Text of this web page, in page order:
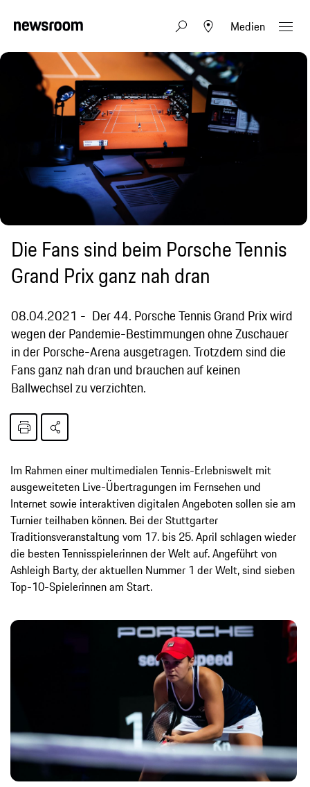
Medien
Die Fans sind beim Porsche Tennis
Grand Prix ganz nah dran
08.04.2021
Der 44. Porsche Tennis Grand Prix wird
wegen der Pandemie-Bestimmungen ohne Zuschauer
in der Porsche-Arena ausgetragen. Trotzdem sind die
Fans ganz nah dran und brauchen auf keinen
Ballwechsel zu verzichten.
Im Rahmen einer multimedialen Tennis-Erlebniswelt mit
ausgeweiteten Live-Übertragungen im Fernsehen und
Internet sowie interaktiven digitalen Angeboten sollen sie am
Turnier teilhaben können. Bei der Stuttgarter
Traditionsveranstaltung vom 17. bis 25. April schlagen wieder
die besten Tennisspielerinnen der Welt auf. Angeführt von
Ashleigh Barty, der aktuellen Nummer 1 der Welt, sind sieben
Top-10-Spielerinnen am Start.